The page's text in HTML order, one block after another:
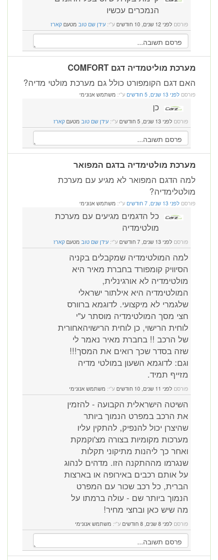
הנמכרים עכשיו
פורסם לפני 12 שנים, 10 חודשים ע"י: עידן שם טוב מטעם קארז
מערכת מוליטמדיה דגם COMFORT
האם דגם הקומפורט כולל גם מערכת מולטי מדיה?
פורסם לפני 13 שנים, 5 חודשים ע"י: משתמש אנונימי
כן
פורסם לפני 13 שנים, 5 חודשים ע"י: עידן שם טוב מטעם קארז
מערכת מולטימדיה בדגם המפואר
למה הדגם המפואר לא מגיע עם מערכת
מולטלימדיה?
פורסם לפני 13 שנים, 7 חודשים ע"י: משתמש אנונימי
כל הדגמים מגיעים עם מערכת
מולטימדיה
פורסם לפני 13 שנים, 7 חודשים ע"י: עידן שם טוב מטעם קארז
למה המולטימדיה שמקבלים בקניה
הסיוויק קומפורד בחברת מאיר היא
מולטימדיה לא אורגינלית,
המולטימדיה היא אילתור ישראלי
שלגמרי לא מיקצועי. לדוגמא ברוורס
חצי מסך המולטימדיה מוסתר ע"י
לוחית הרישוי, כן לוחית הרישויהאחורית
של הרכב !! בחברת מאיר נאמר לי
שזה בסדר שכך רואים את המסך!!!
וגם: לדוגמא השעון במולטי מדיה
מזייף תמיד.
פורסם לפני 11 שנים, 10 חודשים ע"י: משתמש אנונימי
השיטה הישראלית הקבועה - להזמין
את הרכב במפרט הנמוך ביותר
שהיצרן יכול להנפיק, להתקין עליו
מערכות מקומיות בצורה מצ'וקמקת
ואחר כך ליהנות מתיקוני תקלות
שנגרמו מההתקנה הזו. מדהים לנהוג
על אותם רכבים באירופה או בארצות
הברית, כל רכב שכור עם המפרט
הנמוך ביותר שם - עולה ברמתו על
מה שיש כאן ובחצי מחיר!
פורסם לפני 8 שנים, 8 חודשים ע"י: משתמש אנונימי